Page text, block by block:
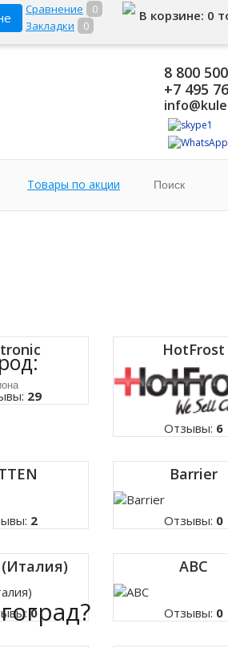
Сравнение
0
Закладки
0
В корзине: 0
8 800
+7 495
Товары по акции
29
HotFrost
Отзывы: 6
2
Barrier
Отзывы: 0
0
ABC
Отзывы: 0